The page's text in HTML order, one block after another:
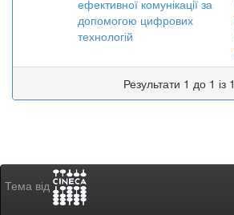
ефективної комунікації за
допомогою цифрових
технологій
Результати 1 до 1 із 1
Тема від